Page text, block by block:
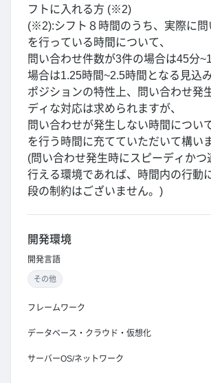
フトに入れる方 (※2)
(※2):シフト８時間のうち、実際に問
を行っている時間について、
問い合わせ件数が3件の場合は45分
場合は1.25時間~2.5時間となる見込み
ポジションの特性上、問い合わせ発
ディな対応は求められますが、
問い合わせが発生しない時間につい
を行う時間に充てていただいて構い
(問い合わせ発生時にスピーディかつ
行える環境であれば、時間内の行動
段の制約はございません。)
開発環境
開発言語
その他
フレームワーク
データベース・クラウド・仮想化
サーバーOS/ネットワーク